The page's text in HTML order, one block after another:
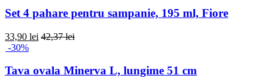
Set 4 pahare pentru sampanie, 195 ml, Fiore
33,90 lei 42,37 lei
-30%
Tava ovala Minerva L, lungime 51 cm